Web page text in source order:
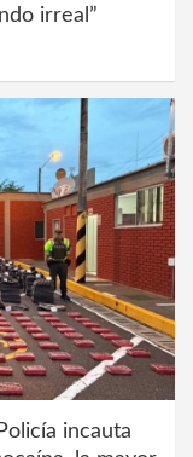
irreal”
incauta